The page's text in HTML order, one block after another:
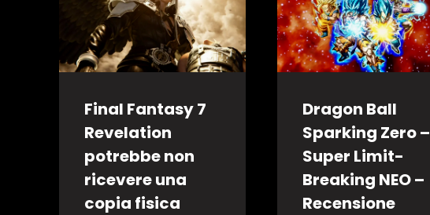
Final Fantasy 7
Revelation
potrebbe non
ricevere una
copia fisica
Dragon Ball
Sparking Zero –
Super Limit-
Breaking NEO –
Recensione